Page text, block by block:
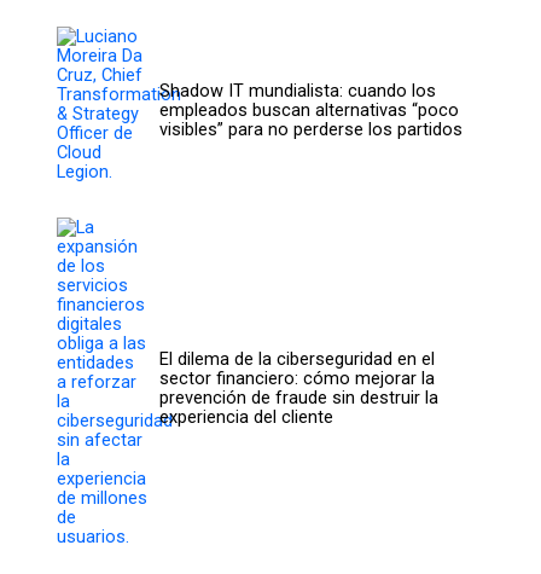
Shadow IT mundialista: cuando los
empleados buscan alternativas “poco
visibles” para no perderse los partidos
El dilema de la ciberseguridad en el
sector financiero: cómo mejorar la
prevención de fraude sin destruir la
experiencia del cliente